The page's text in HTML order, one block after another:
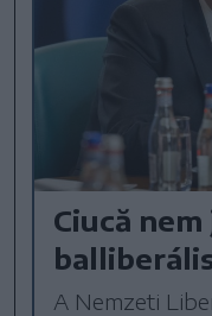
Ciucă
A Nemzeti